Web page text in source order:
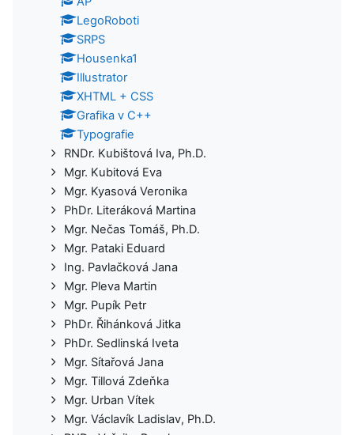
LegoRoboti
SRPS
Housenka1
Illustrator
XHTML + CSS
Grafika v C++
Typografie
RNDr. Kubištová Iva, Ph.D.
Mgr. Kubitová Eva
Mgr. Kyasová Veronika
PhDr. Literáková Martina
Mgr. Nečas Tomáš, Ph.D.
Mgr. Pataki Eduard
Ing. Pavlačková Jana
Mgr. Pleva Martin
Mgr. Pupík Petr
PhDr. Řihánková Jitka
PhDr. Sedlinská Iveta
Mgr. Sítařová Jana
Mgr. Tillová Zdeňka
Mgr. Urban Vítek
Mgr. Václavík Ladislav, Ph.D.